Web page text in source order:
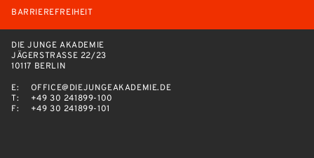
BARRIEREFREIHEIT
DIE JUNGE AKADEMIE
JÄGERSTRASSE 22/23
10117 BERLIN
E:
OFFICE@DIEJUNGEAKADEMIE.DE
T:
+49 30 241899-100
F:
+49 30 241899-101